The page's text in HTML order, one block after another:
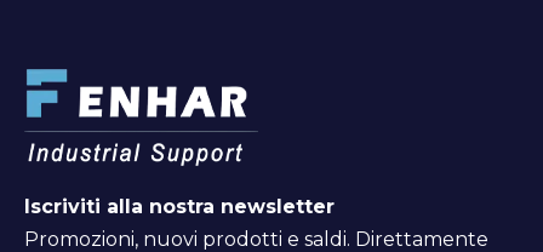
Iscriviti alla nostra newsletter
Promozioni, nuovi prodotti e saldi. Direttamente